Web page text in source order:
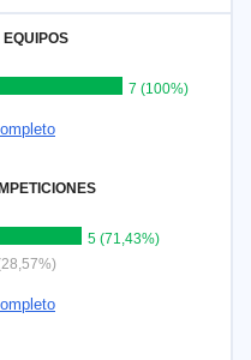
7 (100%)
5 (71,43%)